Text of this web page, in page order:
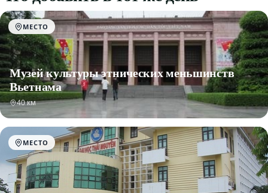
МЕСТО
Музей культуры этнических меньшинств
Вьетнама
40 км
МЕСТО